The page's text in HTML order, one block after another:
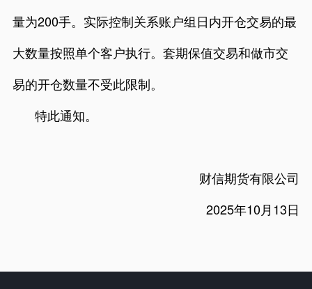
量为200手。实际控制关系账户组日内开仓交易的最
大数量按照单个客户执行。套期保值交易和做市交
易的开仓数量不受此限制。
特此通知。
财信期货有限公司
2025年10月13日